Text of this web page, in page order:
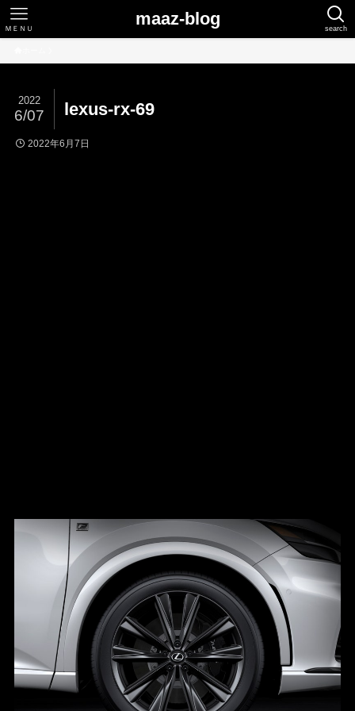
maaz-blog search
ＭＥＮＵ
lexus-rx-69
2022
6/07
2022年6月7日